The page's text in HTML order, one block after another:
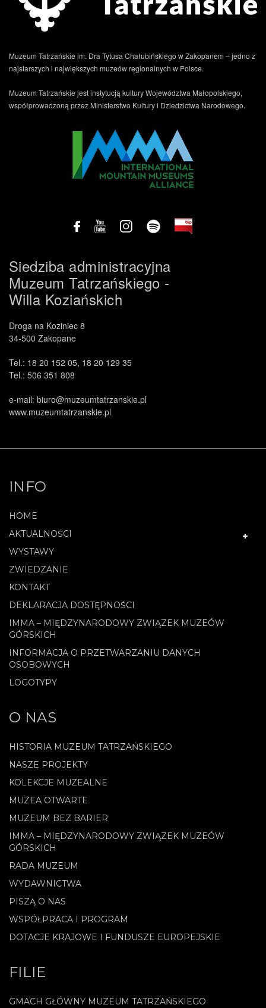
Muzeum Tatrzańskie im. Dra Tytusa Chałubińskiego w Zakopanem – jedno z
najstarszych i największych muzeów regionalnych w Polsce.
Muzeum Tatrzańskie jest instytucją kultury Województwa Małopolskiego,
współprowadzoną przez Ministerstwo Kultury i Dziedzictwa Narodowego.
Siedziba administracyjna
Muzeum Tatrzańskiego -
Willa Koziańskich
Droga na Koziniec 8
34-500 Zakopane
Tel.: 18 20 152 05, 18 20 129 35
Tel.: 506 351 808
e-mail: biuro@muzeumtatrzanskie.pl
www.muzeumtatrzanskie.pl
INFO
HOME
AKTUALNOŚCI
WYSTAWY
ZWIEDZANIE
KONTAKT
DEKLARACJA DOSTĘPNOŚCI
IMMA – MIĘDZYNARODOWY ZWIĄZEK MUZEÓW
GÓRSKICH
INFORMACJA O PRZETWARZANIU DANYCH
OSOBOWYCH
LOGOTYPY
O NAS
HISTORIA MUZEUM TATRZAŃSKIEGO
NASZE PROJEKTY
KOLEKCJE MUZEALNE
MUZEA OTWARTE
MUZEUM BEZ BARIER
IMMA – MIĘDZYNARODOWY ZWIĄZEK MUZEÓW
GÓRSKICH
RADA MUZEUM
WYDAWNICTWA
PISZĄ O NAS
WSPÓŁPRACA I PROGRAM
DOTACJE KRAJOWE I FUNDUSZE EUROPEJSKIE
FILIE
GMACH GŁÓWNY MUZEUM TATRZAŃSKIEGO
.